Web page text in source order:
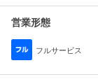
営業形態
フルサービス